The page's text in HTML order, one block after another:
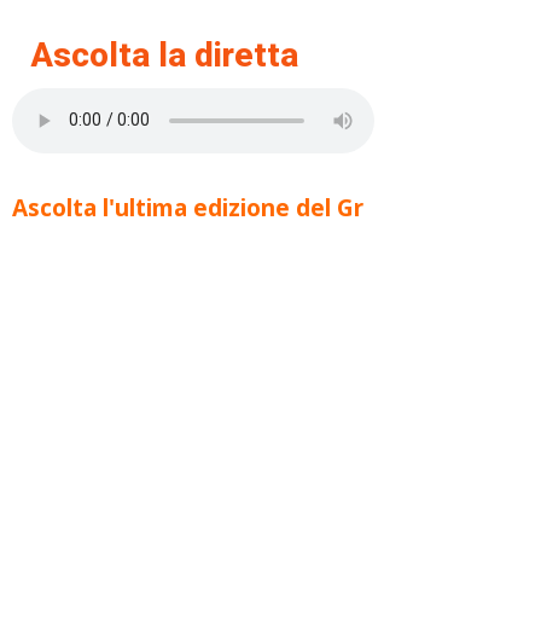
Ascolta la diretta
Ascolta l'ultima edizione del Gr